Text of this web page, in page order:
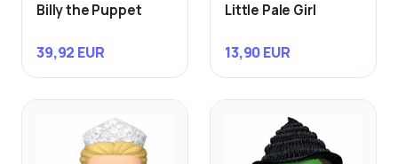
Billy the Puppet
39,92 EUR
Little Pale Girl
13,90 EUR